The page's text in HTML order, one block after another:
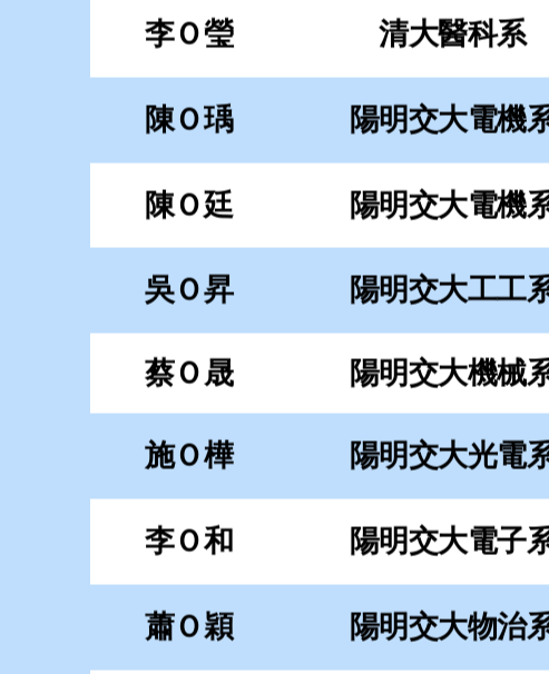
吳Ｏ昇 陽明交大工工系
蔡Ｏ晟 陽明交大機械
施Ｏ樺 陽明交大光電
李Ｏ和 陽明交大電子
蕭Ｏ穎 陽明交大物治
陶Ｏ逸 陽明交大資財系財
鄭Ｏ豐 陽明交大資財系資
藍Ｏ翔 陽明交大土木